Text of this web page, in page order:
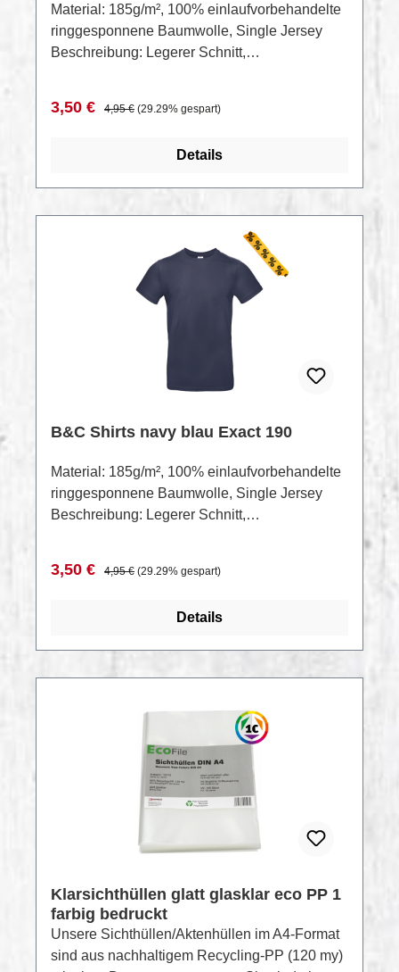
Material: 185g/m², 100% einlaufvorbehandelte
ringgesponnene Baumwolle, Single Jersey
Beschreibung: Legerer Schnitt,
Nackenband, schmale Ärmel, 40° waschbar,
Sonderpreis bei Gesamtabnahme auf Anfrage
Verkaufspreis:
3,50 € Regulärer Preis:
4,95 € (29.29% gespart)
Details
B&C Shirts navy blau Exact 190
Material: 185g/m², 100% einlaufvorbehandelte
ringgesponnene Baumwolle, Single Jersey
Beschreibung: Legerer Schnitt,
Nackenband, schmale Ärmel, 40° waschbar,
Sonderpreis bei Gesamtabnahme auf Anfrage
Verkaufspreis:
3,50 € Regulärer Preis:
4,95 € (29.29% gespart)
Details
Klarsichthüllen glatt glasklar eco PP 1
farbig bedruckt
Unsere Sichthüllen/Aktenhüllen im A4-Format
sind aus nachhaltigem Recycling-PP (120 my)